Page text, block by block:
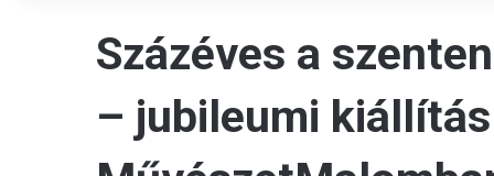
Százéves a
– jubileumi